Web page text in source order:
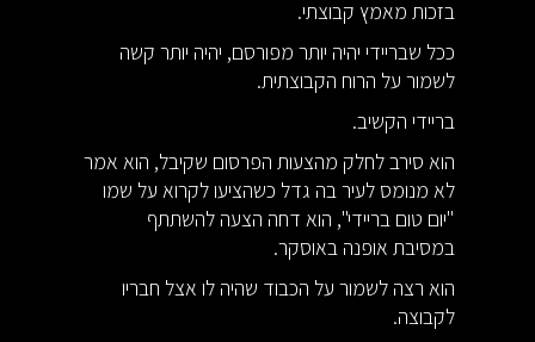
בזכות מאמץ קבוצתי.
ככל שבריידי יהיה יותר מפורסם, יהיה יותר קשה
לשמור על הרוח הקבוצתית.
בריידי הקשיב.
הוא סירב לחלק מהצעות הפרסום שקיבל, הוא אמר
לא מנומס לעיר בה גדל כשהציעו לקרוא על שמו
"יום טום בריידי", הוא דחה הצעה להשתתף
במסיבת אופנה באוסקר.
הוא רצה לשמור על הכבוד שהיה לו אצל חבריו
לקבוצה.